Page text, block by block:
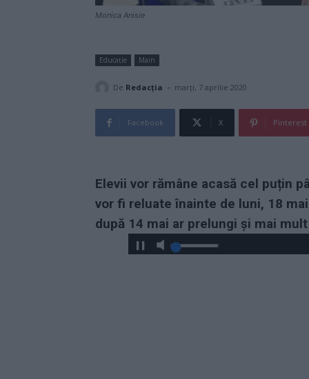
Monica Anisie
Educație Main
De Redacţia - marți, 7 aprilie 2020
Facebook X Pinterest
Elevii vor rămâne acasă cel puțin
vor fi reluate înainte de luni, 18
după 14 mai ar prelungi și mai